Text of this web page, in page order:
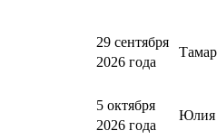
29 сентября
2026 года
5 октября
2026 года
Юлия